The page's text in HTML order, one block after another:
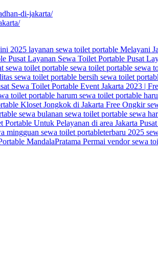
di-jakarta/
2025 layanan sewa toilet portable Melayani
Pusat Layanan Sewa Toilet Portable Pusat
sewa toilet portable sewa toilet portable sewa
sewa toilet portable bersih sewa toilet
Sewa Toilet Portable Event Jakarta 2023 |
toilet portable harum sewa toilet portable
Kloset Jongkok di Jakarta Free Ongkir
sewa bulanan sewa toilet portable sewa
Portable Untuk Pelayanan di area Jakarta Pusat
mingguan sewa toilet portableterbaru 2025
MandalaPratama Permai vendor sewa